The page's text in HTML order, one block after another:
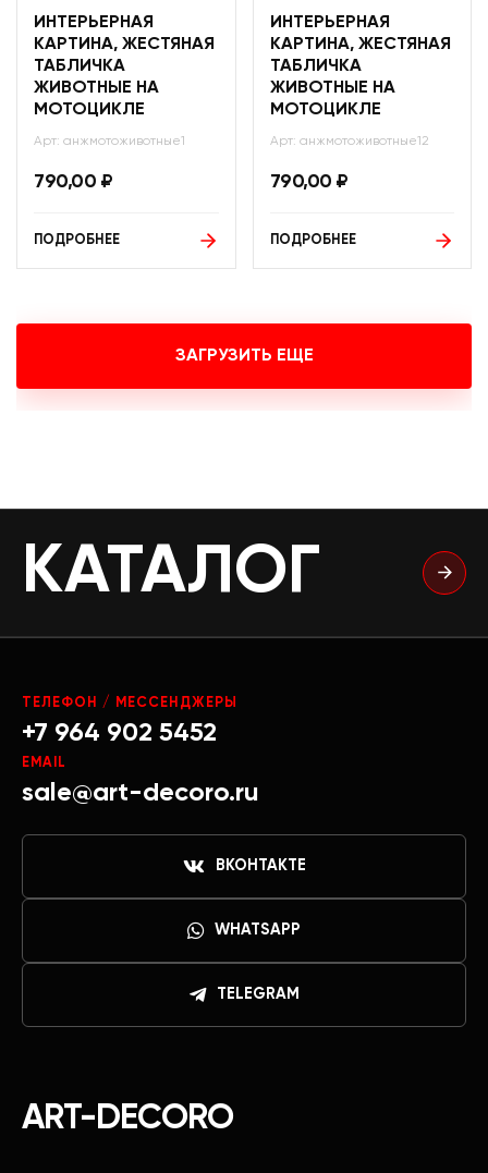
ИНТЕРЬЕРНАЯ
КАРТИНА, ЖЕСТЯНАЯ
ТАБЛИЧКА
ЖИВОТНЫЕ НА
МОТОЦИКЛЕ
Арт: анжмотоживотные1
790,00 ₽
ПОДРОБНЕЕ
ИНТЕРЬЕРНАЯ
КАРТИНА, ЖЕСТЯНАЯ
ТАБЛИЧКА
ЖИВОТНЫЕ НА
МОТОЦИКЛЕ
Арт: анжмотоживотные12
790,00 ₽
ПОДРОБНЕЕ
ЗАГРУЗИТЬ ЕЩЕ
КАТАЛОГ
ART-DECORO
ТЕЛЕФОН / МЕССЕНДЖЕРЫ
+7 964 902 5452
EMAIL
sale@art-decoro.ru
ВКОНТАКТЕ
WHATSAPP
TELEGRAM